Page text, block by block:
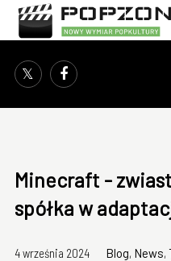
Minecraft -
spółka w
4 września 2024 Blog, News,